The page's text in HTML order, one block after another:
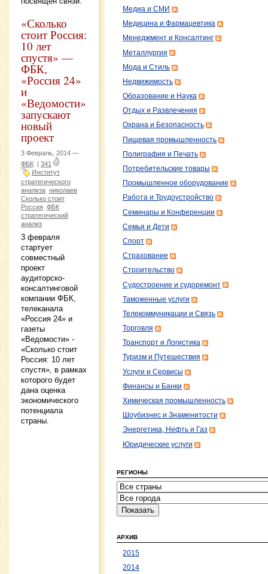
«Сколько
стоит Россия:
10 лет
спустя» —
ФБК,
«Россия 24»
и
«Ведомости»
запускают
новый
проект
3 Февраль, 2014 —
ФБК | 341
Институт
стратегического
анализа николаев
Сколько стоит
Россия ФБК
стратегический
анализ
3 февраля
стартует
совместный
проект
аудиторско-
консалтинговой
компании ФБК,
телеканала
«Россия 24» и
газеты
«Ведомости» -
«Сколько стоит
Россия: 10 лет
спустя», в рамках
которого будет
дана оценка
экономического
потенциала
страны.
Медиа и СМИ
Медицина и Фармацевтика
Менеджмент и Консалтинг
Металлургия
Мода и Стиль
Недвижимость
Образование и Наука
Отдых и Развлечения
Охрана и Безопасность
Пищевая промышленность
Полиграфия и Печать
Потребительские товары
Промышленное оборудование
Работа и Трудоустройство
Семинары и Конференции
Семья и Дети
Спорт
Страхование
Строительство
Судостроение и судоремонт
Таможенные услуги
Телекоммуникации и Связь
Торговля
Транспорт и Логистика
Туризм и Путешествия
Услуги и Сервисы
Финансы и Банки
Химическая промышленность
Шоубизнес и Знаменитости
Энергетика, Нефть и Газ
Юридические услуги
РЕГИОНЫ
АРХИВ
2015
2014